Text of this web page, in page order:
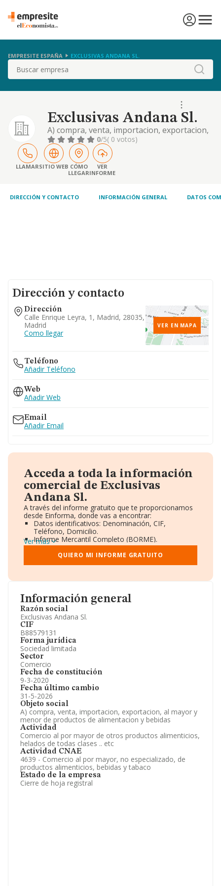
EMPRESITE ESPAÑA EXCLUSIVAS ANDANA SL.
Buscar
Exclusivas Andana Sl.
A) compra, venta, importacion, exportacion,
al mayor y menor de productos de
alimentacion y bebidas
0/5( 0 votos)
LLAMARSITIO WEB CÓMO
LLEGAR
VER
INFORME
DIRECCIÓN Y CONTACTO INFORMACIÓN GENERAL DATOS
Información general
Razón social
Exclusivas Andana Sl.
CIF
B88579131
Forma jurídica
Sociedad limitada
Sector
Comercio
Fecha de constitución
9-3-2020
Fecha último cambio
31-5-2026
Objeto social
A) compra, venta, importacion, exportacion, al mayor y
menor de productos de alimentacion y bebidas
Actividad
Comercio al por mayor de otros productos alimenticios,
helados de todas clases .. etc
Actividad CNAE
4639 - Comercio al por mayor, no especializado, de
productos alimenticios, bebidas y tabaco
Estado de la empresa
Cierre de hoja registral
Dirección y contacto
Dirección
Calle Enrique Leyra, 1, Madrid, 28035,
Madrid
Como llegar
VER EN MAPA
Teléfono
Añadir Teléfono
Web
Añadir Web
Email
Añadir Email
Acceda a toda la información
comercial de Exclusivas
Andana Sl.
A través del informe gratuito que te proporcionamos
desde Einforma, donde vas a encontrar:
Datos identificativos: Denominación, CIF,
Teléfono, Domicilio.
Informe Mercantil Completo (BORME).
Gráficos de Evolución Ventas y Empleados.
Consejo de Administración y Administradores.
Directivos y Ejecutivos.
Información oficial y registral complementaria.
Ver más
QUIERO MI INFORME GRATUITO